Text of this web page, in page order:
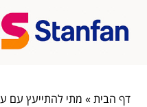
דף הבית» מתי להתייעץ עם